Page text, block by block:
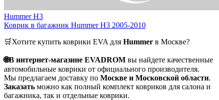
Hummer H3
Коврик в багажник Hummer H3 2005-2010
🛒Хотите купить коврики EVA для Hummer в Москве?
🌐В интернет-магазине EVADROM вы найдете качественные
автомобильные коврики от официального производителя.
Мы предлагаем доставку по Москве и Московской области.
Заказать можно как полный комплект ковриков для салона и
багажника, так и отдельные коврики.